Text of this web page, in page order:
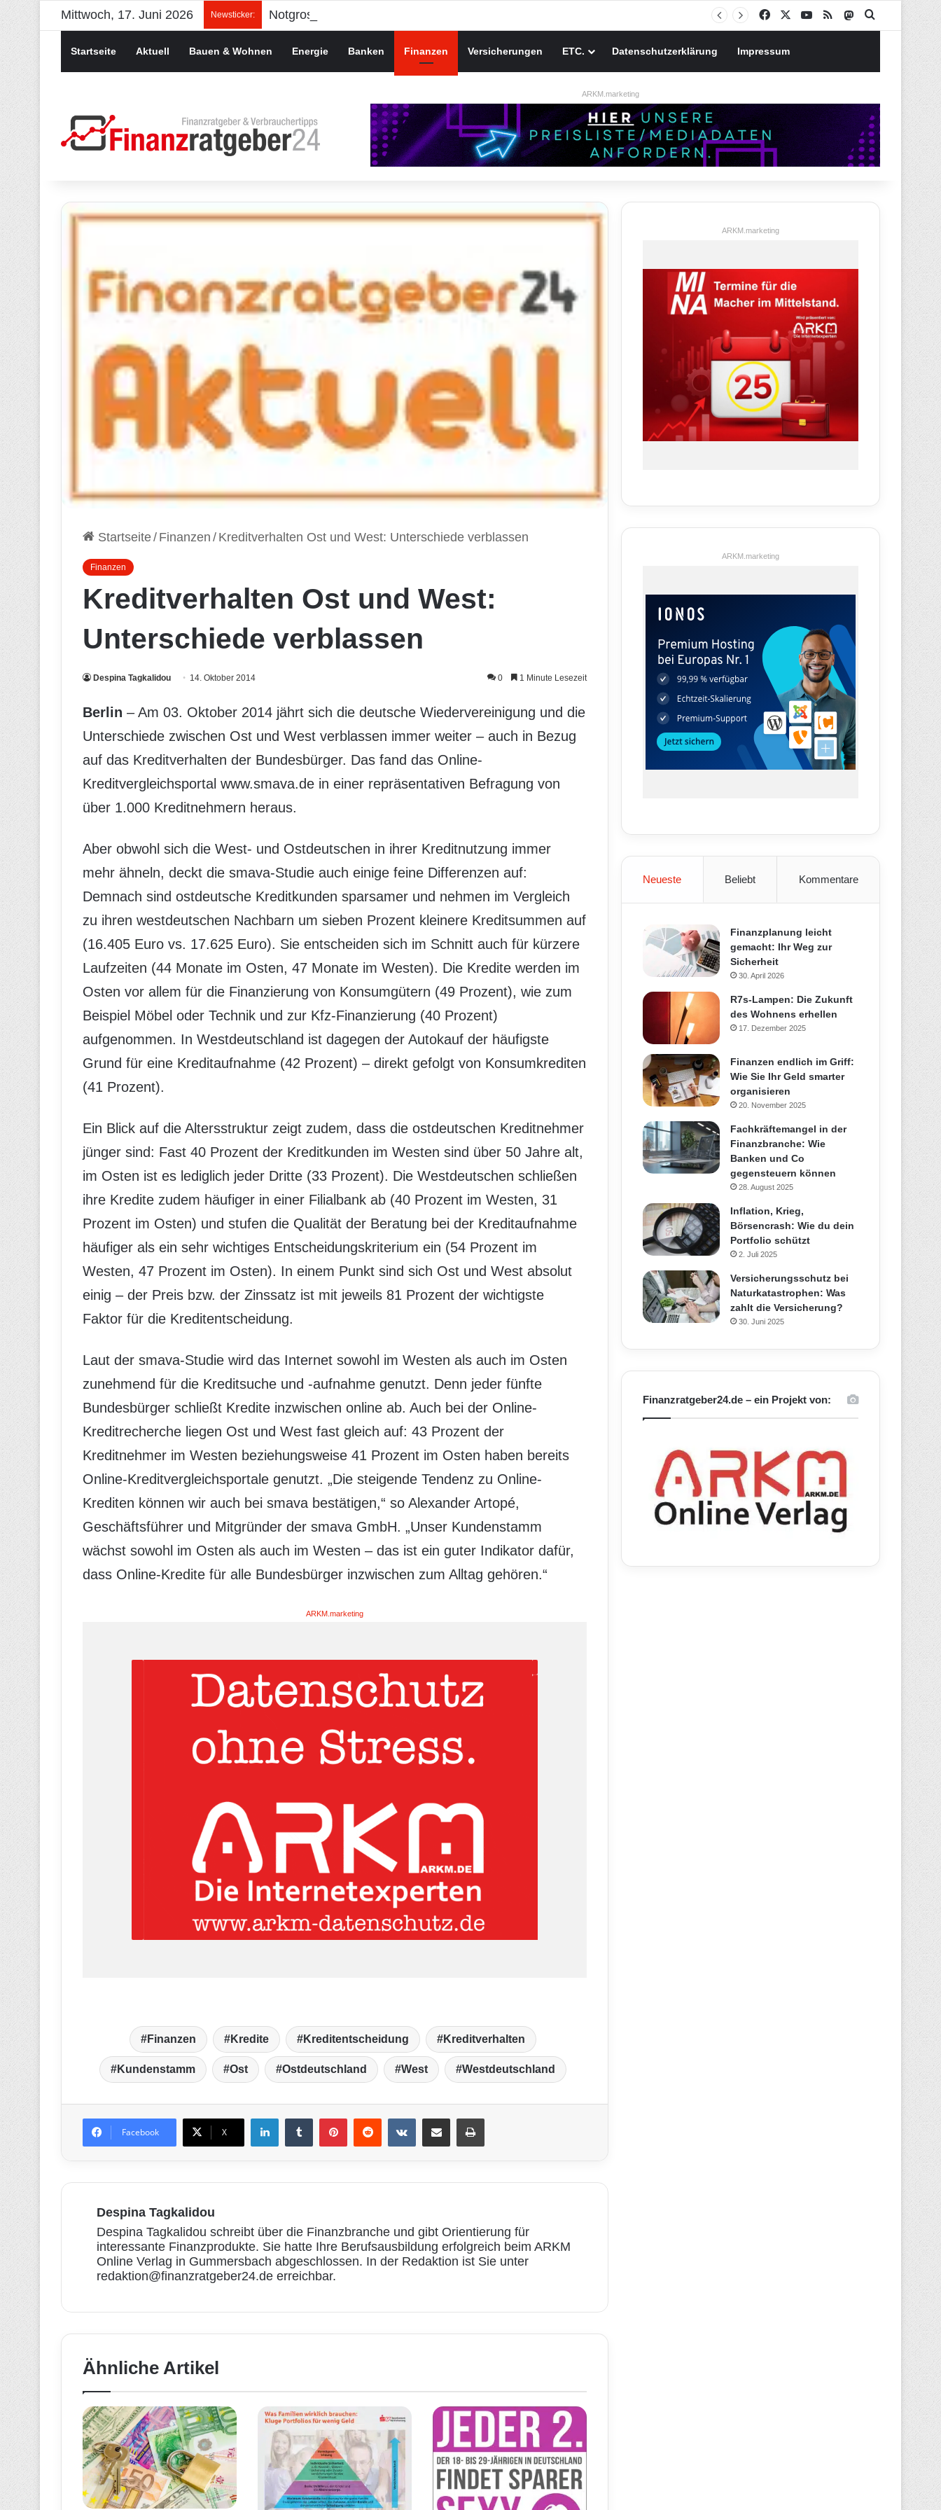
Mittwoch, 17. Juni 2026 Newsticker: Facebook YouTube
RSS MastodonSuchen nach
Startseite Aktuell Bauen & Wohnen Energie Banken Finanzen Versicherungen ETC. Datenschutzerklärung Impressum
ARKM.marketing
Startseite/ Finanzen / Kreditverhalten Ost und West: Unterschiede verblassen
Finanzen
Kreditverhalten Ost und West:
Unterschiede verblassen
Despina Tagkalidou 14. Oktober 2014 0 1 Minute Lesezeit
Berlin – Am 03. Oktober 2014 jährt sich die deutsche Wiedervereinigung und die
Unterschiede zwischen Ost und West verblassen immer weiter – auch in Bezug
auf das Kreditverhalten der Bundesbürger. Das fand das Online-
Kreditvergleichsportal www.smava.de in einer repräsentativen Befragung von
über 1.000 Kreditnehmern heraus.
Aber obwohl sich die West- und Ostdeutschen in ihrer Kreditnutzung immer
mehr ähneln, deckt die smava-Studie auch einige feine Differenzen auf:
Demnach sind ostdeutsche Kreditkunden sparsamer und nehmen im Vergleich
zu ihren westdeutschen Nachbarn um sieben Prozent kleinere Kreditsummen auf
(16.405 Euro vs. 17.625 Euro). Sie entscheiden sich im Schnitt auch für kürzere
Laufzeiten (44 Monate im Osten, 47 Monate im Westen). Die Kredite werden im
Osten vor allem für die Finanzierung von Konsumgütern (49 Prozent), wie zum
Beispiel Möbel oder Technik und zur Kfz-Finanzierung (40 Prozent)
aufgenommen. In Westdeutschland ist dagegen der Autokauf der häufigste
Grund für eine Kreditaufnahme (42 Prozent) – direkt gefolgt von Konsumkrediten
(41 Prozent).
Ein Blick auf die Altersstruktur zeigt zudem, dass die ostdeutschen Kreditnehmer
jünger sind: Fast 40 Prozent der Kreditkunden im Westen sind über 50 Jahre alt,
im Osten ist es lediglich jeder Dritte (33 Prozent). Die Westdeutschen schließen
ihre Kredite zudem häufiger in einer Filialbank ab (40 Prozent im Westen, 31
Prozent im Osten) und stufen die Qualität der Beratung bei der Kreditaufnahme
häufiger als ein sehr wichtiges Entscheidungskriterium ein (54 Prozent im
Westen, 47 Prozent im Osten). In einem Punkt sind sich Ost und West absolut
einig – der Preis bzw. der Zinssatz ist mit jeweils 81 Prozent der wichtigste
Faktor für die Kreditentscheidung.
Laut der smava-Studie wird das Internet sowohl im Westen als auch im Osten
zunehmend für die Kreditsuche und -aufnahme genutzt. Denn jeder fünfte
Bundesbürger schließt Kredite inzwischen online ab. Auch bei der Online-
Kreditrecherche liegen Ost und West fast gleich auf: 43 Prozent der
Kreditnehmer im Westen beziehungsweise 41 Prozent im Osten haben bereits
Online-Kreditvergleichsportale genutzt. „Die steigende Tendenz zu Online-
Krediten können wir auch bei smava bestätigen,“ so Alexander Artopé,
Geschäftsführer und Mitgründer der smava GmbH. „Unser Kundenstamm
wächst sowohl im Osten als auch im Westen – das ist ein guter Indikator dafür,
dass Online-Kredite für alle Bundesbürger inzwischen zum Alltag gehören.“
ARKM.marketing
Finanzen Kredite Kreditentscheidung Kreditverhalten
Kundenstamm Ost Ostdeutschland West Westdeutschland
Facebook X
LinkedIn VKontakte
Despina Tagkalidou
Despina Tagkalidou schreibt über die Finanzbranche und gibt Orientierung für
interessante Finanzprodukte. Sie hatte Ihre Berufsausbildung erfolgreich beim ARKM
Online Verlag in Gummersbach abgeschlossen. In der Redaktion ist Sie unter
redaktion@finanzratgeber24.de erreichbar.
Ähnliche Artikel
ARKM.marketing
ARKM.marketing
Neueste Beliebt Kommentare
Finanzplanung leicht
gemacht: Ihr Weg zur
Sicherheit
30. April 2026
R7s-Lampen: Die Zukunft
des Wohnens erhellen
17. Dezember 2025
Finanzen endlich im Griff:
Wie Sie Ihr Geld smarter
organisieren
20. November 2025
Fachkräftemangel in der
Finanzbranche: Wie
Banken und Co
gegensteuern können
28. August 2025
Inflation, Krieg,
Börsencrash: Wie du dein
Portfolio schützt
2. Juli 2025
Versicherungsschutz bei
Naturkatastrophen: Was
zahlt die Versicherung?
30. Juni 2025
Finanzratgeber24.de – ein Projekt von: